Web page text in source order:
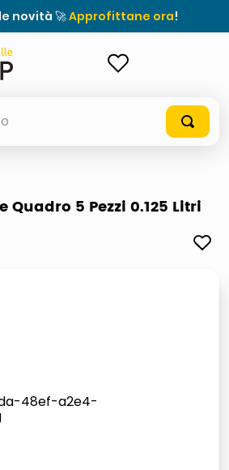
novità 🚀Approfittane ora!
differenziata
5 Pezzi 0.125 Litri